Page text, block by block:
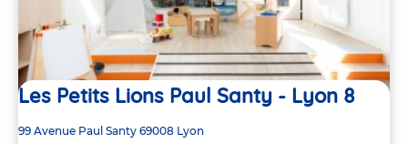
Les Petits Lions Paul Santy - Lyon 8
Adresse
99 Avenue Paul Santy 69008 Lyon